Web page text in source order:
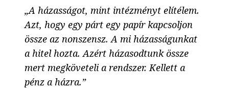
„A házasságot, mint intézményt elítélem.
Azt, hogy egy párt egy papír kapcsoljon
össze az nonszensz. A mi házasságunkat
a hitel hozta. Azért házasodtunk össze
mert megköveteli a rendszer. Kellett a
pénz a házra.”